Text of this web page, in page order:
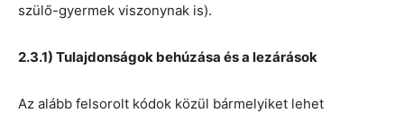
szülő-gyermek viszonynak is).
2.3.1) Tulajdonságok behúzása és a lezárások
Az alább felsorolt kódok közül bármelyiket lehet